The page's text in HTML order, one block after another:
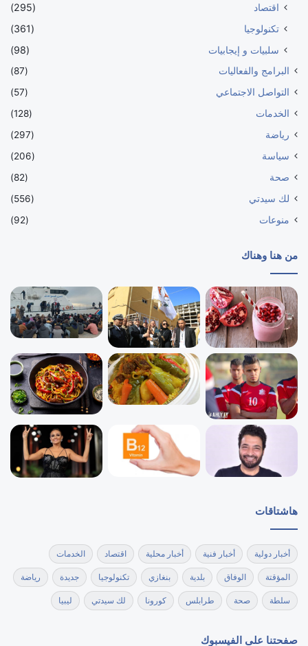
اقتصاد
(295)
تكنولوجيا
(361)
سلبيات و إيجابيات
(98)
البرامج والفعاليات
(87)
التواصل الاجتماعي
(57)
الخدمات
(128)
رياضة
(297)
سياسة
(206)
صحة
(82)
لك سيدتي
(556)
منوعات
(92)
من هنا وهناك
هاشتاقات
أخبار دولية أخبار فنية أخبار محلية اقتصاد الخدمات
المؤقتة الوفاق بلدية بنغازي تكنولوجيا جديدة رياضة
سلطة صحة طرابلس كورونا لك سيدتي ليبيا
صفحتنا على الفيسبوك